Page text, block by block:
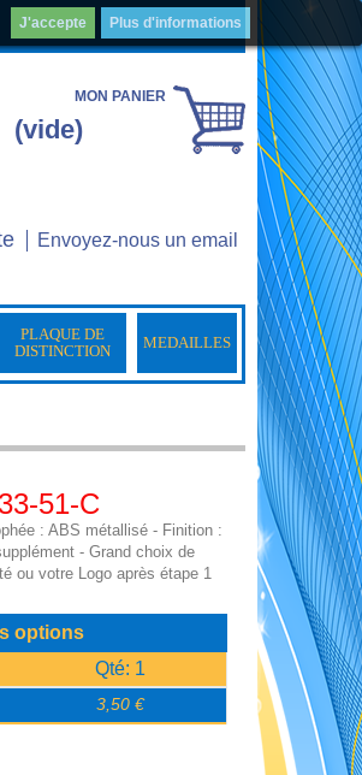
MON PANIER
(vide)
Envoyez-nous un email
PLAQUE DE
DISTINCTION
MEDAILLES
J'accepte Plus d'informations
51-C
: ABS métallisé - Finition :
- Grand choix de
ou votre Logo après étape 1
options
Qté: 1
3,50 €